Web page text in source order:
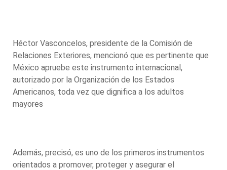
Héctor Vasconcelos, presidente de la Comisión de
Relaciones Exteriores, mencionó que es pertinente que
México apruebe este instrumento internacional,
autorizado por la Organización de los Estados
Americanos, toda vez que dignifica a los adultos
mayores
Además, precisó, es uno de los primeros instrumentos
orientados a promover, proteger y asegurar el